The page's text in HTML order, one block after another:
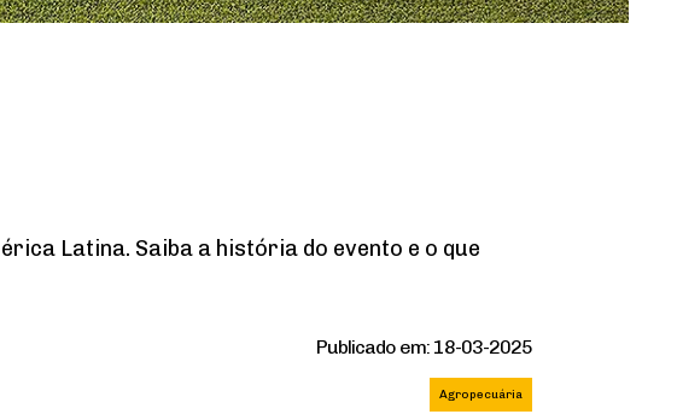
Latina. Saiba a história do evento e o que
Publicado em: 18-03-2025
Agropecuária